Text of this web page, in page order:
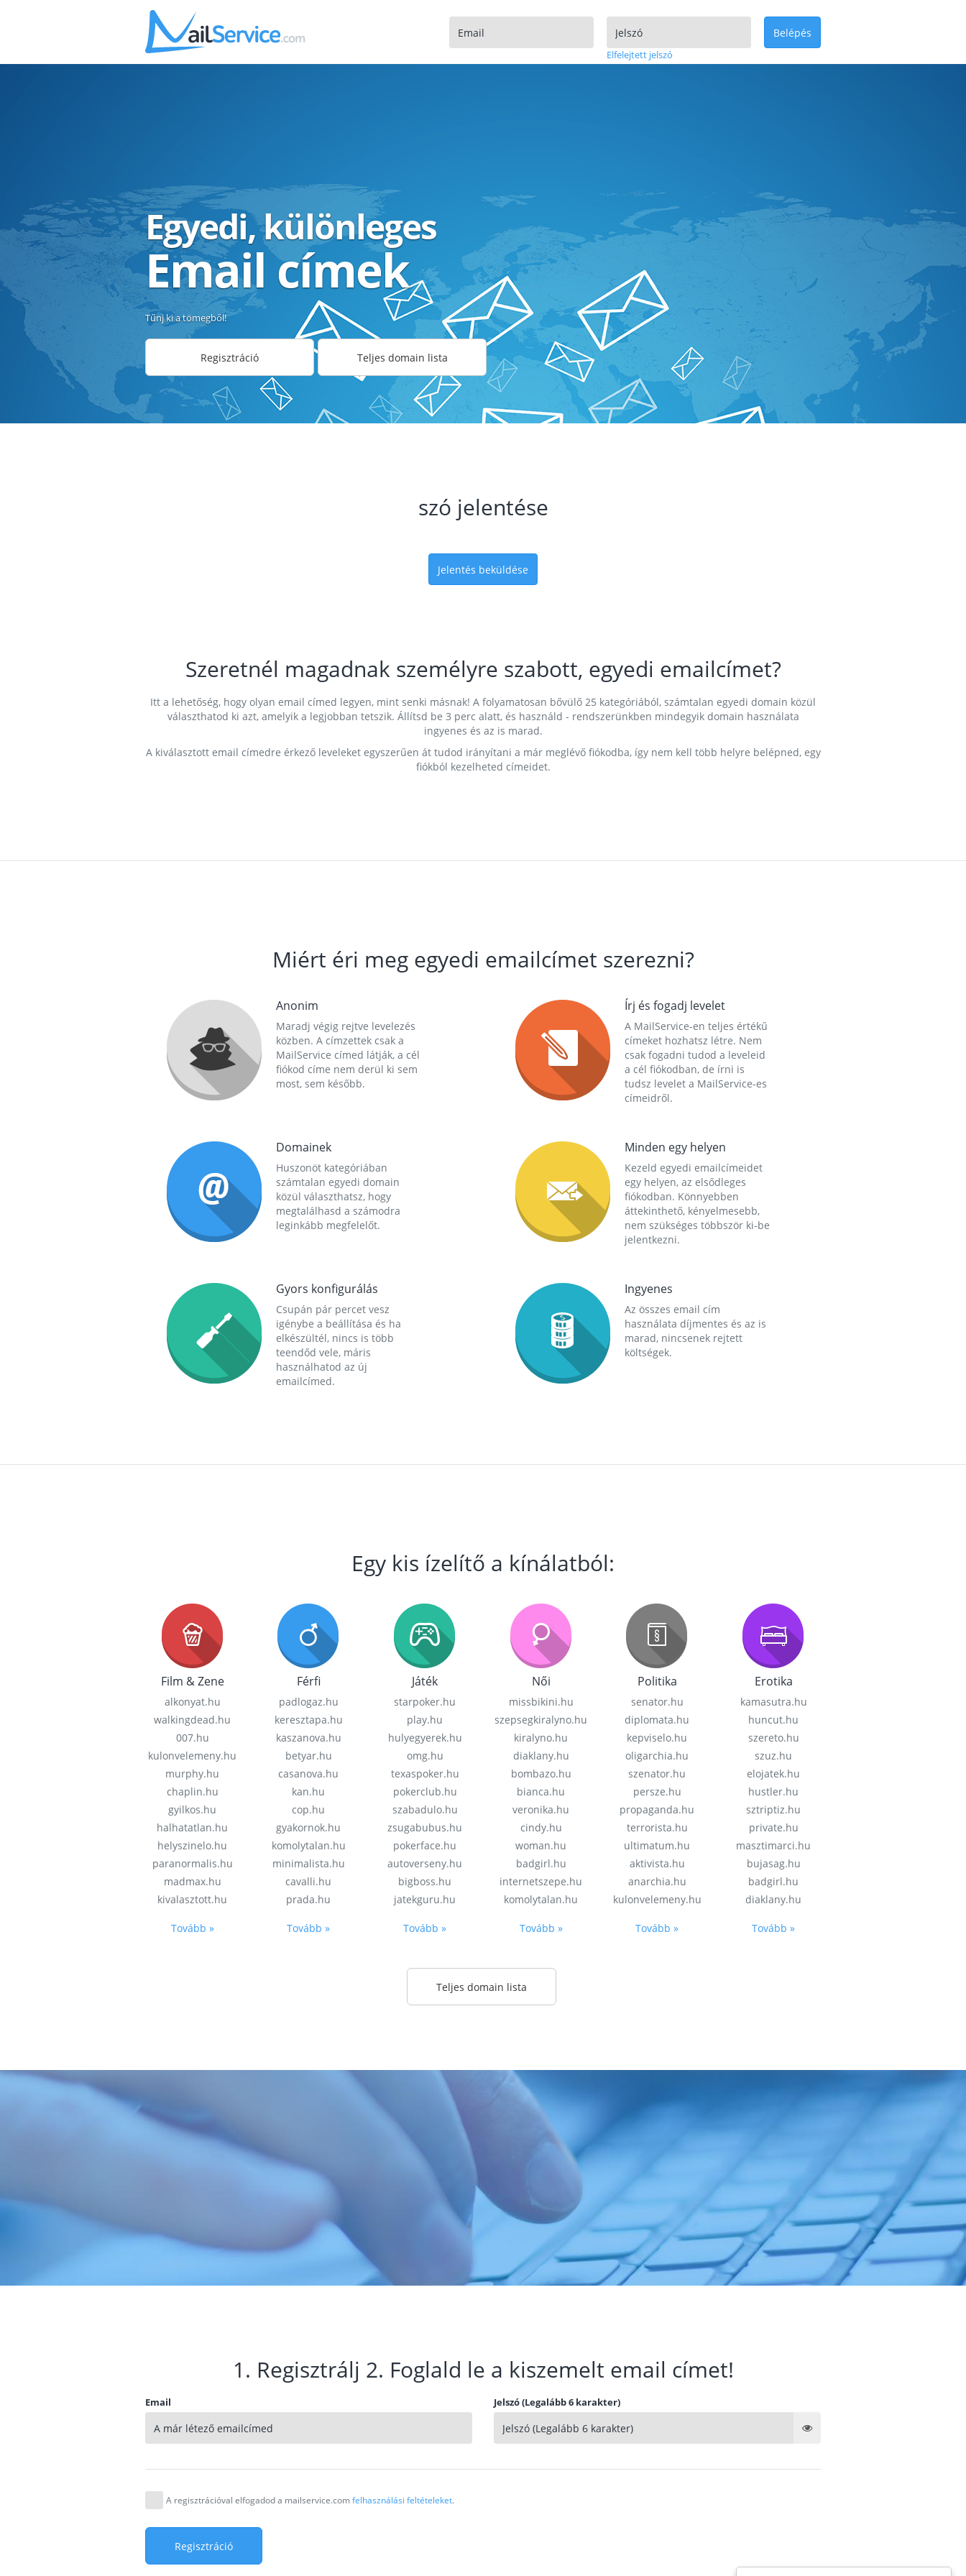
Elfelejtett jelszó
Belépés
Egyedi, különleges
Email címek
Tűnj ki a tömegből!
Regisztráció Teljes domain lista
szó jelentése
Jelentés beküldése
Szeretnél magadnak személyre szabott, egyedi emailcímet?
Itt a lehetőség, hogy olyan email címed legyen, mint senki másnak! A folyamatosan bővülő 25 kategóriából, számtalan egyedi domain közül
választhatod ki azt, amelyik a legjobban tetszik. Állítsd be 3 perc alatt, és használd - rendszerünkben mindegyik domain használata
ingyenes és az is marad.
A kiválasztott email címedre érkező leveleket egyszerűen át tudod irányítani a már meglévő fiókodba, így nem kell több helyre belépned, egy
fiókból kezelheted címeidet.
Miért éri meg egyedi emailcímet szerezni?
Anonim
Maradj végig rejtve levelezés
közben. A címzettek csak a
MailService címed látják, a cél
fiókod címe nem derül ki sem
most, sem később.
Írj és fogadj levelet
A MailService-en teljes értékű
címeket hozhatsz létre. Nem
csak fogadni tudod a leveleid
a cél fiókodban, de írni is
tudsz levelet a MailService-es
címeidről.
Domainek
Huszonöt kategóriában
számtalan egyedi domain
közül választhatsz, hogy
megtalálhasd a számodra
leginkább megfelelőt.
Minden egy helyen
Kezeld egyedi emailcímeidet
egy helyen, az elsődleges
fiókodban. Könnyebben
áttekinthető, kényelmesebb,
nem szükséges többször ki-be
jelentkezni.
Gyors konfigurálás
Csupán pár percet vesz
igénybe a beállítása és ha
elkészültél, nincs is több
teendőd vele, máris
használhatod az új
emailcímed.
Ingyenes
Az összes email cím
használata díjmentes és az is
marad, nincsenek rejtett
költségek.
Egy kis ízelítő a kínálatból:
Film & Zene
alkonyat.hu
walkingdead.hu
007.hu
kulonvelemeny.hu
murphy.hu
chaplin.hu
gyilkos.hu
halhatatlan.hu
helyszinelo.hu
paranormalis.hu
madmax.hu
kivalasztott.hu
Tovább »
Férfi
padlogaz.hu
keresztapa.hu
kaszanova.hu
betyar.hu
casanova.hu
kan.hu
cop.hu
gyakornok.hu
komolytalan.hu
minimalista.hu
cavalli.hu
prada.hu
Tovább »
Játék
starpoker.hu
play.hu
hulyegyerek.hu
omg.hu
texaspoker.hu
pokerclub.hu
szabadulo.hu
zsugabubus.hu
pokerface.hu
autoverseny.hu
bigboss.hu
jatekguru.hu
Tovább »
Női
missbikini.hu
szepsegkiralyno.hu
kiralyno.hu
diaklany.hu
bombazo.hu
bianca.hu
veronika.hu
cindy.hu
woman.hu
badgirl.hu
internetszepe.hu
komolytalan.hu
Tovább »
Politika
senator.hu
diplomata.hu
kepviselo.hu
oligarchia.hu
szenator.hu
persze.hu
propaganda.hu
terrorista.hu
ultimatum.hu
aktivista.hu
anarchia.hu
kulonvelemeny.hu
Tovább »
Erotika
kamasutra.hu
huncut.hu
szereto.hu
szuz.hu
elojatek.hu
hustler.hu
sztriptiz.hu
private.hu
masztimarci.hu
bujasag.hu
badgirl.hu
diaklany.hu
Tovább »
Teljes domain lista
1. Regisztrálj 2. Foglald le a kiszemelt email címet!
Email Jelszó (Legalább 6 karakter)
A regisztrációval elfogadod a mailservice.comfelhasználási feltételeket.
Regisztráció